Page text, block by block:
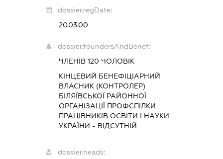
dossier.regDate:
20.03.00
dossier.foundersAndBenef:
ЧЛЕНІВ 120 ЧОЛОВІК
КІНЦЕВИЙ БЕНЕФІЦІАРНИЙ
ВЛАСНИК (КОНТРОЛЕР)
БІЛЯЇВСЬКОЇ РАЙОННОЇ
ОРГАНІЗАЦІЇ ПРОФСПІЛКИ
ПРАЦІВНИКІВ ОСВІТИ І НАУКИ
УКРАЇНИ - ВІДСУТНІЙ
dossier.heads: